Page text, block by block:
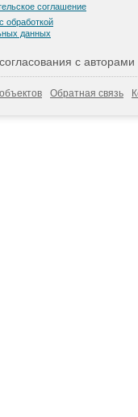
соглашение
обработкой
данных
с
Обратная связь